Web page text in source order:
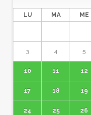
LU
MA ME
3 4 5
10 11 12
17 18 19
24 25 26